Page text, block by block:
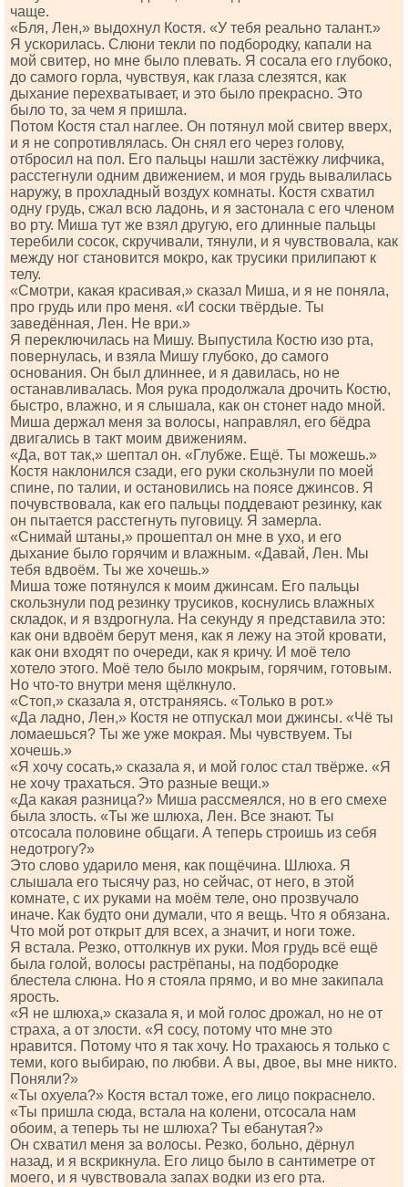
чаще.
«Бля, Лен,» выдохнул Костя. «У тебя реально талант.»
Я ускорилась. Слюни текли по подбородку, капали на
мой свитер, но мне было плевать. Я сосала его глубоко,
до самого горла, чувствуя, как глаза слезятся, как
дыхание перехватывает, и это было прекрасно. Это
было то, за чем я пришла.
Потом Костя стал наглее. Он потянул мой свитер вверх,
и я не сопротивлялась. Он снял его через голову,
отбросил на пол. Его пальцы нашли застёжку лифчика,
расстегнули одним движением, и моя грудь вывалилась
наружу, в прохладный воздух комнаты. Костя схватил
одну грудь, сжал всю ладонь, и я застонала с его членом
во рту. Миша тут же взял другую, его длинные пальцы
теребили сосок, скручивали, тянули, и я чувствовала, как
между ног становится мокро, как трусики прилипают к
телу.
«Смотри, какая красивая,» сказал Миша, и я не поняла,
про грудь или про меня. «И соски твёрдые. Ты
заведённая, Лен. Не ври.»
Я переключилась на Мишу. Выпустила Костю изо рта,
повернулась, и взяла Мишу глубоко, до самого
основания. Он был длиннее, и я давилась, но не
останавливалась. Моя рука продолжала дрочить Костю,
быстро, влажно, и я слышала, как он стонет надо мной.
Миша держал меня за волосы, направлял, его бёдра
двигались в такт моим движениям.
«Да, вот так,» шептал он. «Глубже. Ещё. Ты можешь.»
Костя наклонился сзади, его руки скользнули по моей
спине, по талии, и остановились на поясе джинсов. Я
почувствовала, как его пальцы поддевают резинку, как
он пытается расстегнуть пуговицу. Я замерла.
«Снимай штаны,» прошептал он мне в ухо, и его
дыхание было горячим и влажным. «Давай, Лен. Мы
тебя вдвоём. Ты же хочешь.»
Миша тоже потянулся к моим джинсам. Его пальцы
скользнули под резинку трусиков, коснулись влажных
складок, и я вздрогнула. На секунду я представила это:
как они вдвоём берут меня, как я лежу на этой кровати,
как они входят по очереди, как я кричу. И моё тело
хотело этого. Моё тело было мокрым, горячим, готовым.
Но что-то внутри меня щёлкнуло.
«Стоп,» сказала я, отстраняясь. «Только в рот.»
«Да ладно, Лен,» Костя не отпускал мои джинсы. «Чё ты
ломаешься? Ты же уже мокрая. Мы чувствуем. Ты
хочешь.»
«Я хочу сосать,» сказала я, и мой голос стал твёрже. «Я
не хочу трахаться. Это разные вещи.»
«Да какая разница?» Миша рассмеялся, но в его смехе
была злость. «Ты же шлюха, Лен. Все знают. Ты
отсосала половине общаги. А теперь строишь из себя
недотрогу?»
Это слово ударило меня, как пощёчина. Шлюха. Я
слышала его тысячу раз, но сейчас, от него, в этой
комнате, с их руками на моём теле, оно прозвучало
иначе. Как будто они думали, что я вещь. Что я обязана.
Что мой рот открыт для всех, а значит, и ноги тоже.
Я встала. Резко, оттолкнув их руки. Моя грудь всё ещё
была голой, волосы растрёпаны, на подбородке
блестела слюна. Но я стояла прямо, и во мне закипала
ярость.
«Я не шлюха,» сказала я, и мой голос дрожал, но не от
страха, а от злости. «Я сосу, потому что мне это
нравится. Потому что я так хочу. Но трахаюсь я только с
теми, кого выбираю, по любви. А вы, двое, вы мне никто.
Поняли?»
«Ты охуела?» Костя встал тоже, его лицо покраснело.
«Ты пришла сюда, встала на колени, отсосала нам
обоим, а теперь ты не шлюха? Ты ебанутая?»
Он схватил меня за волосы. Резко, больно, дёрнул
назад, и я вскрикнула. Его лицо было в сантиметре от
моего, и я чувствовала запах водки из его рта.